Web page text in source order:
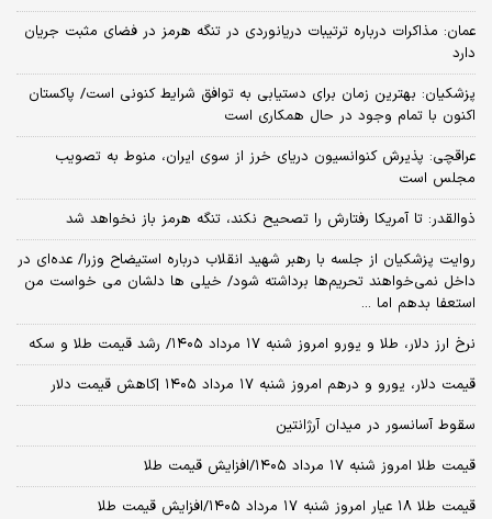
عمان: مذاکرات درباره ترتیبات دریانوردی در تنگه هرمز در فضای مثبت جریان
دارد
پزشکیان‌: بهترین زمان برای دستیابی به توافق شرایط کنونی است/ پاکستان
اکنون با تمام وجود در حال همکاری است
عراقچی: پذیرش کنوانسیون دریای خرز از سوی ایران، منوط به تصویب
مجلس است
ذوالقدر: تا آمریکا رفتارش را تصحیح نکند، تنگه هرمز باز نخواهد شد
روایت پزشکیان از جلسه با رهبر شهید انقلاب درباره استیضاح وزرا/ عده‌ای در
داخل نمی‌خواهند تحریم‌ها برداشته شود/ خیلی ها دلشان می خواست من
استعفا بدهم اما ...
نرخ ارز دلار، طلا و یورو امروز شنبه ۱۷ مرداد ۱۴۰۵/ رشد قیمت طلا و سکه
قیمت دلار، یورو و درهم امروز شنبه ۱۷ مرداد ۱۴۰۵ |کاهش قیمت دلار
سقوط آسانسور در میدان آرژانتین
قیمت طلا امروز شنبه ۱۷ مرداد ۱۴۰۵/افزایش قیمت طلا
قیمت طلا ۱۸ عیار امروز شنبه ۱۷ مرداد ۱۴۰۵/افزایش قیمت طلا